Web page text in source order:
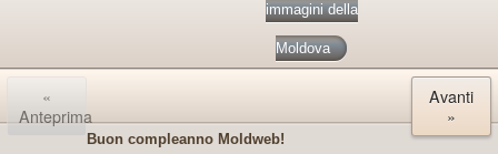
immagini della
Moldova
«
Anteprima
Avanti
»
Buon compleanno Moldweb!